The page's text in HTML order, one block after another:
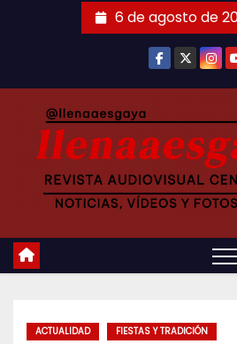
6 de agosto de
ACTUALIDAD FIESTAS Y TRADICIÓN